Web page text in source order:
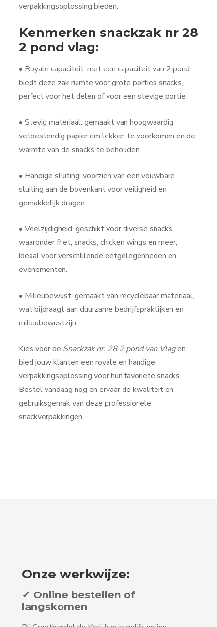
verpakkingsoplossing bieden.
Kenmerken snackzak nr 28
2 pond vlag:
• Royale capaciteit: met een capaciteit van 2 pond
biedt deze zak ruimte voor grote porties snacks,
perfect voor het delen of voor een stevige portie.
• Stevig materiaal: gemaakt van hoogwaardig
vetbestendig papier om lekken te voorkomen en de
warmte van de snacks te behouden.
• Handige sluiting: voorzien van een vouwbare
sluiting aan de bovenkant voor veiligheid en
gemakkelijk dragen.
• Veelzijdigheid: geschikt voor diverse snacks,
waaronder friet, snacks, chicken wings en meer,
ideaal voor verschillende eetgelegenheden en
evenementen.
• Milieubewust: gemaakt van recyclebaar materiaal,
wat bijdraagt aan duurzame bedrijfspraktijken en
milieubewustzijn.
Kies voor de Snackzak nr. 28 2 pond van Vlagen
bied jouw klanten een royale en handige
verpakkingsoplossing voor hun favoriete snacks.
Bestel vandaag nog en ervaar de kwaliteit en
gebruiksgemak van deze professionele
snackverpakkingen.
Onze werkwijze:
✓ Online bestellen of
langskomen